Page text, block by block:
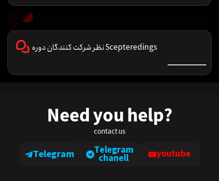
نظر شرکت کنندگان دوره Scepteredings
Need you help?
contact us
Telegram Telegram
chanell youtube